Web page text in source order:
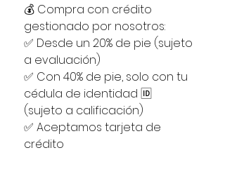
💰 Compra con crédito
gestionado por nosotros:
✅ Desde un 20% de pie (sujeto
a evaluación)
✅ Con 40% de pie, solo con tu
cédula de identidad 🆔
(sujeto a calificación)
✅ Aceptamos tarjeta de
crédito